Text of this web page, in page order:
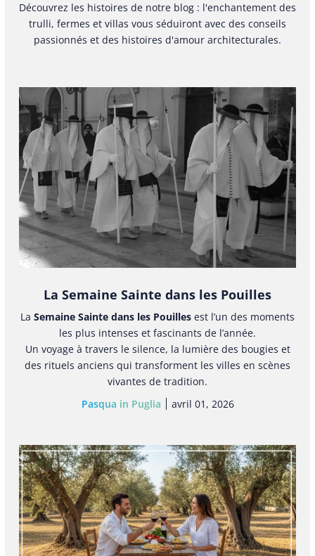
Découvrez les histoires de notre blog : l'enchantement des
trulli, fermes et villas vous séduiront avec des conseils
passionnés et des histoires d'amour architecturales.
La Semaine Sainte dans les Pouilles
La Semaine Sainte dans les Pouilles est l’un des moments
les plus intenses et fascinants de l’année.
Un voyage à travers le silence, la lumière des bougies et
des rituels anciens qui transforment les villes en scènes
vivantes de tradition.
Pasqua in Puglia
avril 01, 2026